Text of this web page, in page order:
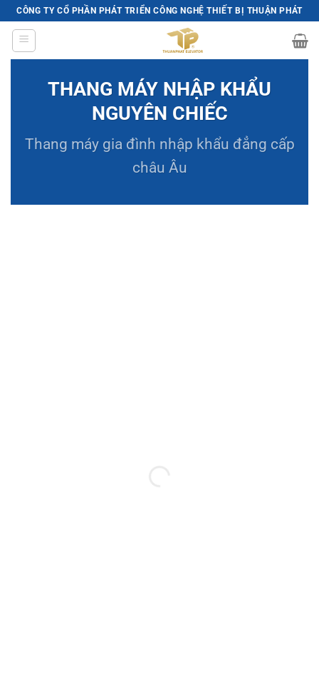
Skip
to
content
CÔNG TY CỔ PHẦN PHÁT TRIỂN CÔNG NGHỆ THIẾT BỊ THUẬN PHÁT
THANG MÁY NHẬP KHẨU
NGUYÊN CHIẾC
Thang máy gia đình nhập khẩu đẳng cấp
châu Âu